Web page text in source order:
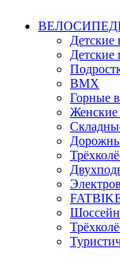
Детские
Детские
BMX
Горные
Женские